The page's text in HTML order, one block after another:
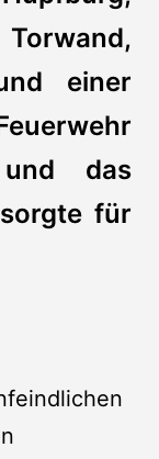
einer
und das
für